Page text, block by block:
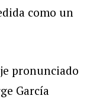
como un
pronunciado
García